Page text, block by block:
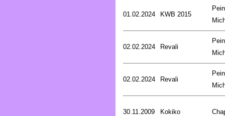
01.02.2024 KWB 2015
02.02.2024 Revali
02.02.2024 Revali
30.11.2009 Kokiko